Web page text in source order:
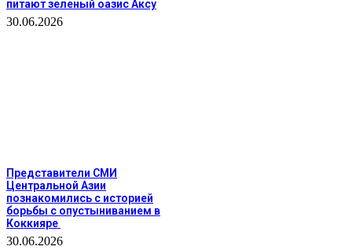
питают зеленый оазис Аксу
30.06.2026
Представители СМИ
Центральной Азии
познакомились с историей
борьбы с опустыниванием в
Коккияре
30.06.2026